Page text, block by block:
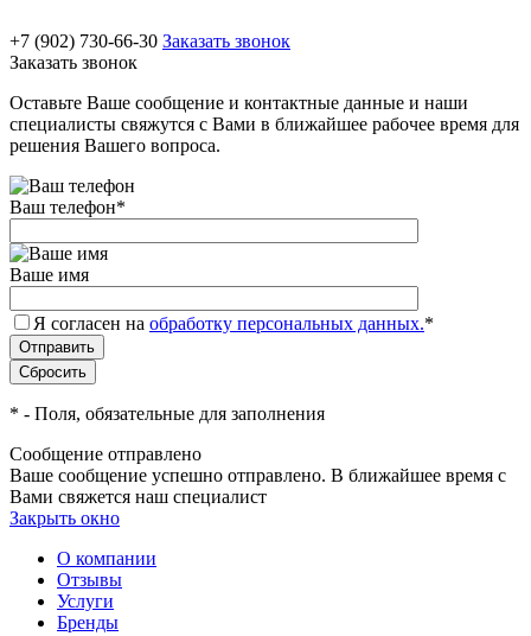
+7 (902) 730-66-30 Заказать звонок
Заказать звонок
Оставьте Ваше сообщение и контактные данные и наши
специалисты свяжутся с Вами в ближайшее рабочее время для
решения Вашего вопроса.
Ваш телефон*
Ваше имя
Я согласен на обработку персональных данных.*
* - Поля, обязательные для заполнения
Сообщение отправлено
Ваше сообщение успешно отправлено. В ближайшее время с
Вами свяжется наш специалист
Закрыть окно
О компании
Отзывы
Услуги
Бренды